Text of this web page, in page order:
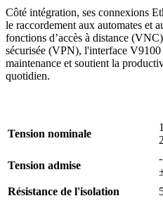
Côté intégration, ses connexions
le raccordement aux automates et
fonctions d’accès à distance
sécurisée (VPN), l'interface
maintenance et soutient la
quotidien.
Tension nominale
Tension admise
Résistance de l'isolation